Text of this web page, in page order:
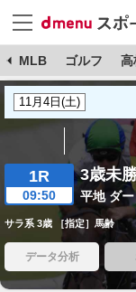
MLB ゴルフ 高
1R
09:50
3歳未
平地 ダ
サラ系 3歳 ［指定］馬齢
データ分析